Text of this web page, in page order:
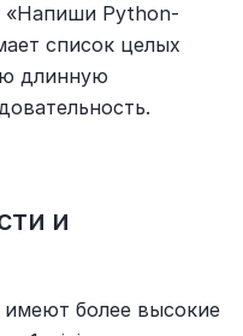
«Напиши Python-
список целых
длинную
и
имеют более высокие